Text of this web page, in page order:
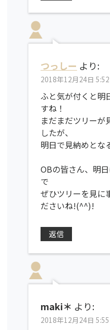
つっしー より:
2018年12月24日
ふと気が付くと明
すね！
まだまだツリーが
したが、
明日で見納めと
OBの皆さん、明
で
ぜひツリーを見に
ださいね!(^^)!
返信
maki＊ より:
2018年12月24日